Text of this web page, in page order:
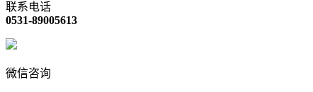
联系电话
0531-89005613
微信咨询